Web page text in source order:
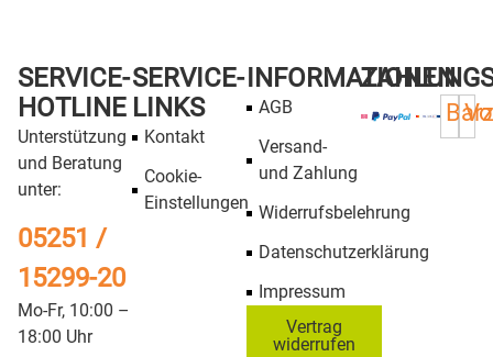
SERVICE-
HOTLINE
Unterstützung
und Beratung
unter:
05251 /
15299-20
Mo-Fr, 10:00 –
18:00 Uhr
SERVICE-
LINKS
Kontakt
Cookie-
Einstellungen
INFORMATIONEN
AGB
Versand-
und Zahlung
Widerrufsbelehrung
Datenschutzerklärung
Impressum
Vertrag
widerrufen